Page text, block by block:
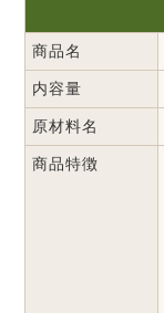
商品名
内容量
原材料名
商品特徴